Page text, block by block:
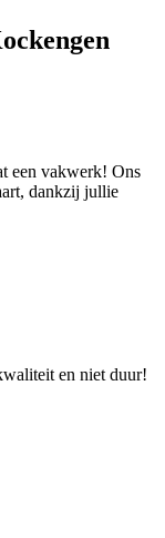
een vakwerk! Ons
dankzij jullie
en niet duur!